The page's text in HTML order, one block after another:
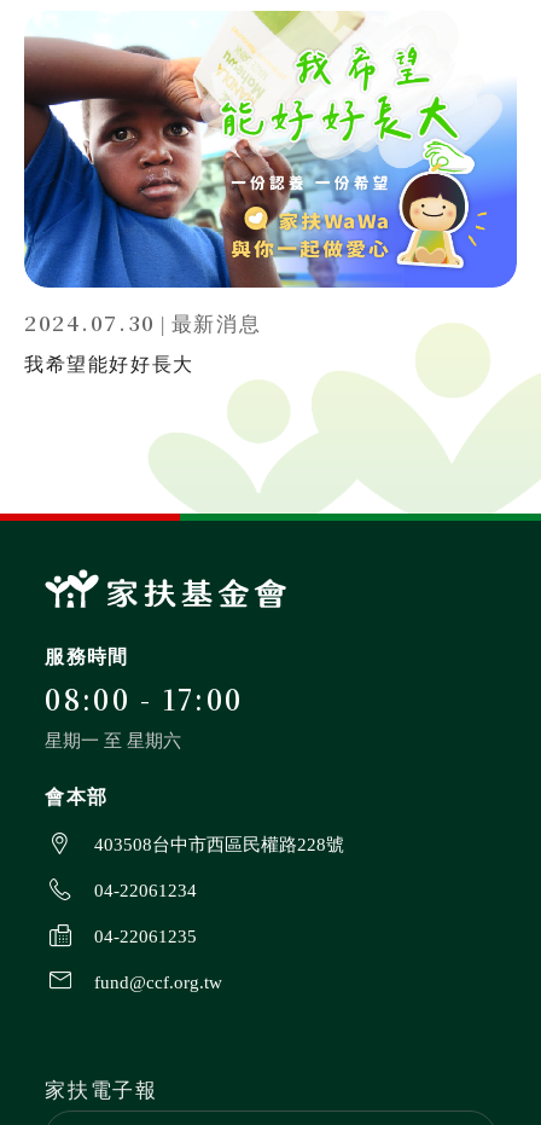
2024.07.30 | 最新消息
我希望能好好長大
服務時間
08:00 - 17:00
星期一 至 星期六
會本部
403508台中市西區民權路228號
04-22061234
04-22061235
fund@ccf.org.tw
家扶電子報